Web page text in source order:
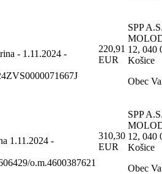
- 1.11.2024 -
220,91
EUR
SPP
12, 040
Košice
Obec
1.11.2024 -
o.m.4600387621
310,30
EUR
SPP
12, 040
Košice
Obec